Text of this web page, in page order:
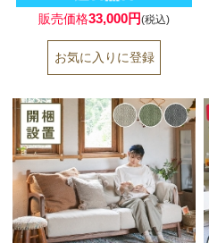
販売価格33,000円(税込)